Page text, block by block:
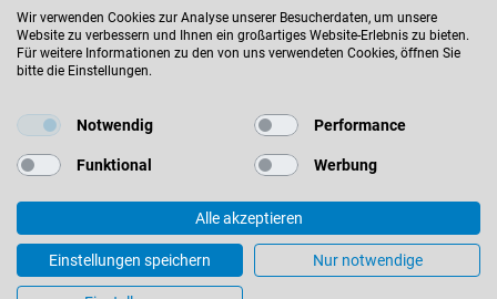
STANDORT FINDEN
© 2026 Leitz GmbH & Co. KG
Impressum
Kontakt Datenschutz
AGB
Einkaufsbedingungen
Unternehmenspolitik
Cookie-Einstellungen
Wir verwenden Cookies zur Analyse unserer Besucherdaten, um unsere
Website zu verbessern und Ihnen ein großartiges Website-Erlebnis zu bieten.
Für weitere Informationen zu den von uns verwendeten Cookies, öffnen Sie
bitte die Einstellungen.
Notwendig Performance
Funktional Werbung
Alle akzeptieren
Einstellungen speichern Nur notwendige